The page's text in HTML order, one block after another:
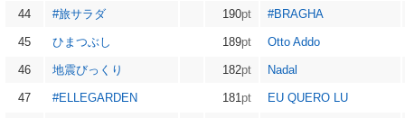
44 #旅サラダ 190pt #BRAGHA
45 ひまつぶし 189pt Otto Addo
46 地震びっくり 182pt Nadal
47 #ELLEGARDEN 181pt EU QUERO LU